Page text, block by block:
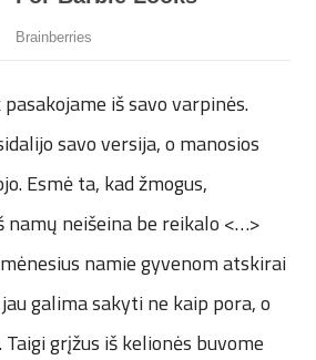
iš savo varpinės.
savo versija, o manosios
Esmė ta, kad žmogus,
namų neišeina be reikalo <…>
namie gyvenom atskirai
galima sakyti ne kaip pora, o
grįžus iš kelionės buvome